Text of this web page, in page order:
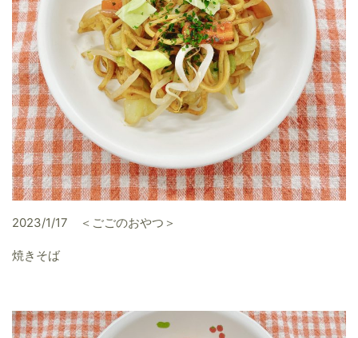
2023/1/17 ＜ごごのおやつ＞
焼きそば